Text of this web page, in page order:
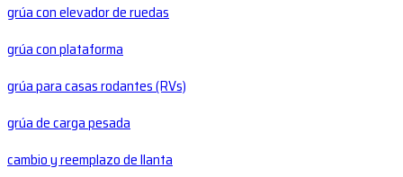
grúa con elevador de ruedas
grúa con plataforma
grúa para casas rodantes (RVs)
grúa de carga pesada
cambio y reemplazo de llanta